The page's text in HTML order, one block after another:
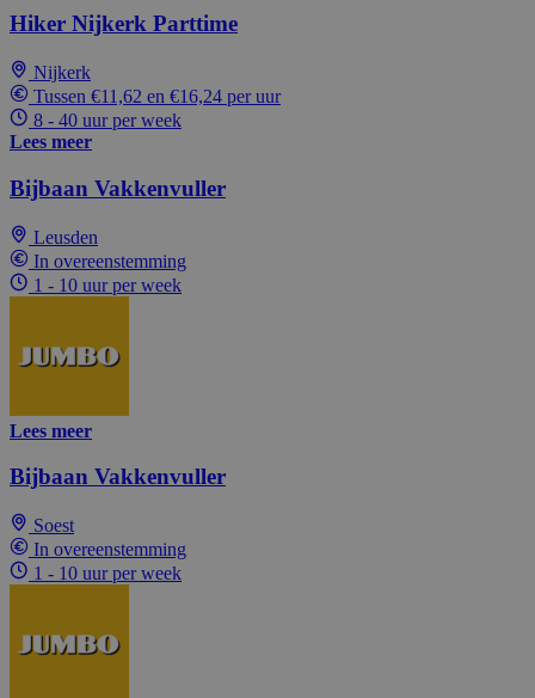
Hiker Nijkerk Parttime
Nijkerk
Tussen €11,62 en €16,24 per uur
8 - 40 uur per week
Lees meer
Bijbaan Vakkenvuller
Leusden
In overeenstemming
1 - 10 uur per week
Lees meer
Bijbaan Vakkenvuller
Soest
In overeenstemming
1 - 10 uur per week